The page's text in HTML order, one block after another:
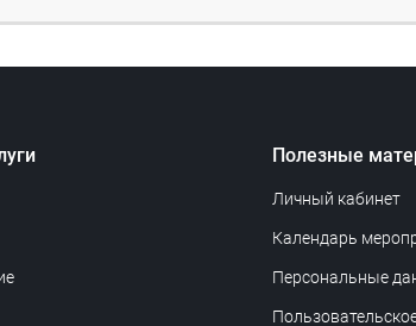
Полезные
Личный кабинет
Календарь
Персональные